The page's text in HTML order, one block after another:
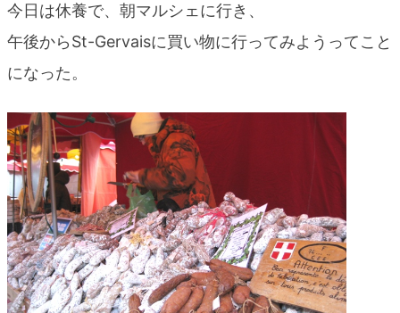
くまのエクスペリエンス
blog
今日は休養で、朝マルシェに行き、
午後からSt-Gervaisに買い物に行ってみようってこと
になった。